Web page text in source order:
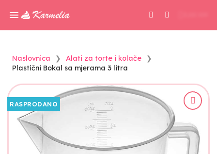
Naslovnica
Alati za torte i kolače
Plastični Bokal sa mjerama 3 litra
RASPRODANO